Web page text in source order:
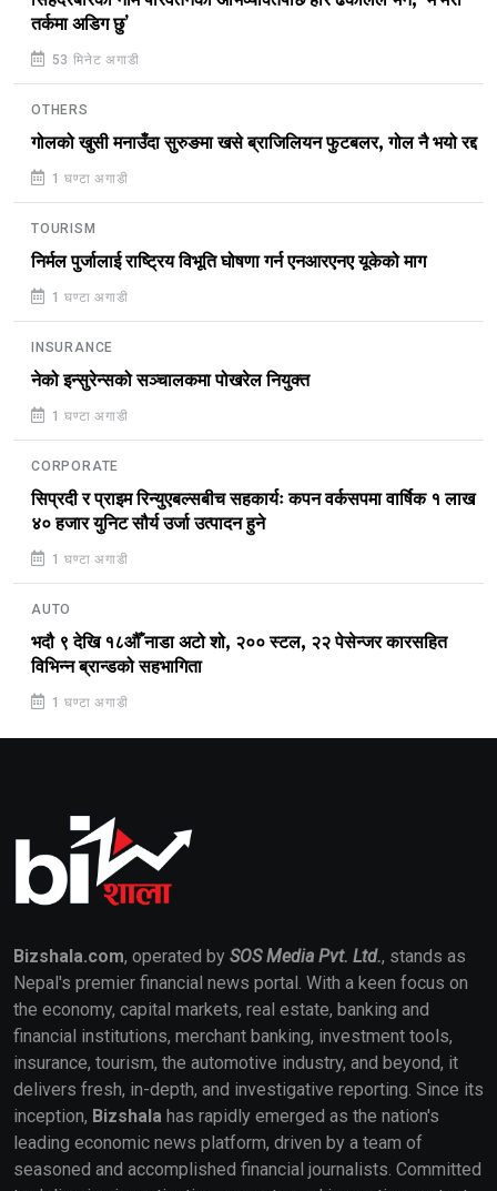
तर्कमा अडिग छु’
53 मिनेट अगाडी
OTHERS
गोलको खुसी मनाउँदा सुरुङमा खसे ब्राजिलियन फुटबलर, गोल नै भयो रद्द
1 घण्टा अगाडी
TOURISM
निर्मल पुर्जालाई राष्ट्रिय विभूति घोषणा गर्न एनआरएनए यूकेको माग
1 घण्टा अगाडी
INSURANCE
नेको इन्सुरेन्सको सञ्चालकमा पोखरेल नियुक्त
1 घण्टा अगाडी
CORPORATE
सिप्रदी र प्राइम रिन्युएबल्सबीच सहकार्यः कपन वर्कसपमा वार्षिक १ लाख
४० हजार युनिट सौर्य उर्जा उत्पादन हुने
1 घण्टा अगाडी
AUTO
भदौ ९ देखि १८औँ नाडा अटो शो, २०० स्टल, २२ पेसेन्जर कारसहित
विभिन्न ब्रान्डको सहभागिता
1 घण्टा अगाडी
Bizshala.com, operated by SOS Media Pvt. Ltd., stands as
Nepal's premier financial news portal. With a keen focus on
the economy, capital markets, real estate, banking and
financial institutions, merchant banking, investment tools,
insurance, tourism, the automotive industry, and beyond, it
delivers fresh, in-depth, and investigative reporting. Since its
inception, Bizshala has rapidly emerged as the nation's
leading economic news platform, driven by a team of
seasoned and accomplished financial journalists. Committed